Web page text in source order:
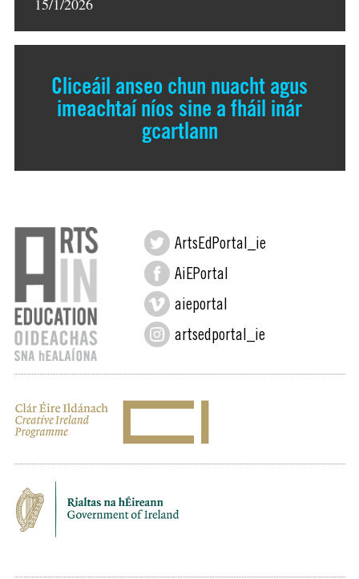
Cliceáil anseo chun nuacht agus
imeachtaí níos sine a fháil inár
gcartlann
ArtsEdPortal_ie
AiEPortal
aieportal
artsedportal_ie